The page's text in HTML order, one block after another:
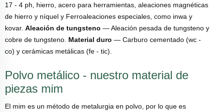
17 - 4 ph, hierro, acero para herramientas, aleaciones magnéticas
de hierro y níquel y Ferroaleaciones especiales, como inwa y
kovar. Aleación de tungsteno — Aleación pesada de tungsteno y
cobre de tungsteno. Material duro — Carburo cementado (wc -
co) y cerámicas metálicas (fe - tic).
Polvo metálico - nuestro material de
piezas mim
El mim es un método de metalurgia en polvo, por lo que es